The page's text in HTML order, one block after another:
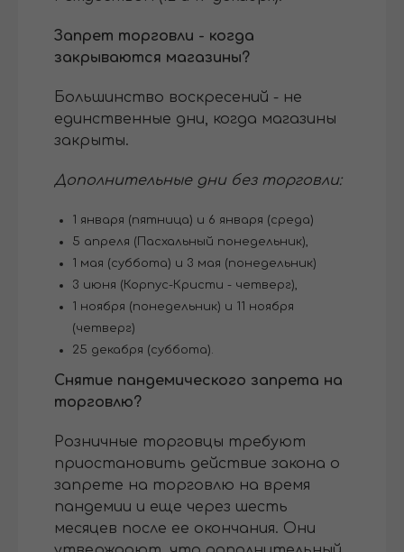
Запрет торговли - когда
закрываются магазины?
Большинство воскресений - не
единственные дни, когда магазины
закрыты.
Дополнительные дни без торговли:
1 января (пятница) и 6 января (среда)
5 апреля (Пасхальный понедельник),
1 мая (суббота) и 3 мая (понедельник)
3 июня (Корпус-Кристи - четверг),
1 ноября (понедельник) и 11 ноября
(четверг)
25 декабря (суббота).
Снятие пандемического запрета на
торговлю?
Розничные торговцы требуют
приостановить действие закона о
запрете на торговлю на время
пандемии и еще через шесть
месяцев после ее окончания. Они